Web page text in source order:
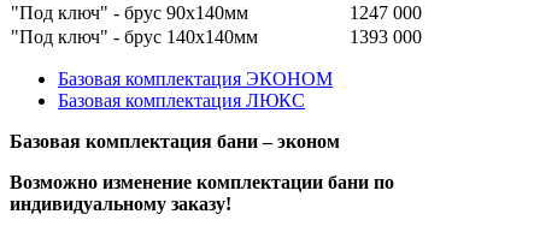
"Под ключ" - брус 90х140мм
1247 000
"Под ключ" - брус 140х140мм
1393 000
Базовая комплектация ЭКОНОМ
Базовая комплектация ЛЮКС
Базовая комплектация бани – эконом
Возможно изменение комплектации бани по
индивидуальному заказу!